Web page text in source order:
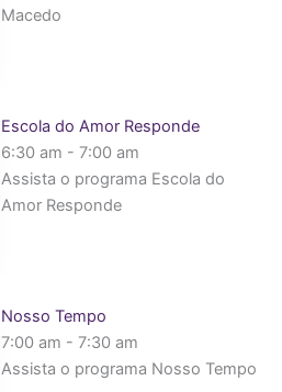
Macedo
Escola do Amor Responde
6:30 am - 7:00 am
Assista o programa Escola do
Amor Responde
Nosso Tempo
7:00 am - 7:30 am
Assista o programa Nosso Tempo